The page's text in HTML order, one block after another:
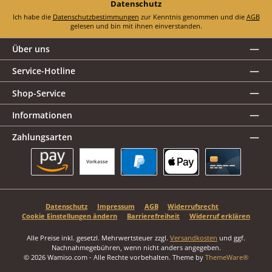
Datenschutz
Ich habe die Datenschutzbestimmungen zur Kenntnis genommen und die AGB
gelesen und bin mit ihnen einverstanden.
Über uns
Service-Hotline
Shop-Service
Informationen
Zahlungsarten
Vorkasse
Datenschutz Impressum AGB
Widerrufsrecht
Cookie Einstellungen ändern
Barrierefreiheit Widerruf erklären
Alle Preise inkl. gesetzl. Mehrwertsteuer zzgl. Versandkosten und ggf.
Nachnahmegebühren, wenn nicht anders angegeben.
© 2026 Wamiso.com - Alle Rechte vorbehalten. Theme by ThemeWare®